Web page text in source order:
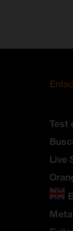
Test
Live